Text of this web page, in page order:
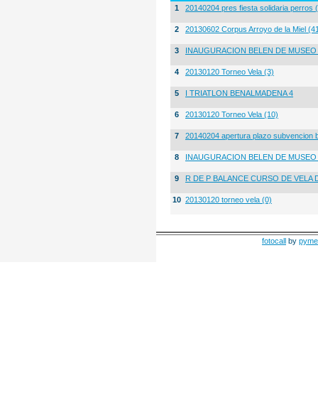
1 20140204 pres fiesta solidaria perros
2 20130602 Corpus Arroyo de la Miel
3 INAUGURACION BELEN DE
4 20130120 Torneo Vela (3)
5 I TRIATLON BENALMADENA 4
6 20130120 Torneo Vela (10)
7 20140204 apertura plazo subvencion
8 INAUGURACION BELEN DE
9 R DE P BALANCE CURSO DE VELA
10 20130120 torneo vela (0)
fotocall by